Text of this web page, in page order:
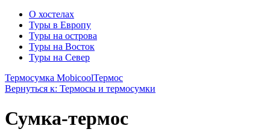
О хостелах
Туры в Европу
Туры на острова
Туры на Восток
Туры на Север
Термосумка MobicoolТермос
Вернуться к: Термосы и термосумки
Сумка-термос